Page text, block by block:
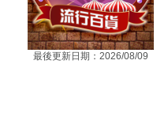
最後更新日期：2026/08/09